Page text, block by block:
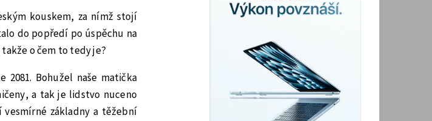
kouskem, za nímž stojí
do popředí po úspěchu na
o čem to tedy je?
Bohužel naše matička
a tak je lidstvo nuceno
základny a těžební